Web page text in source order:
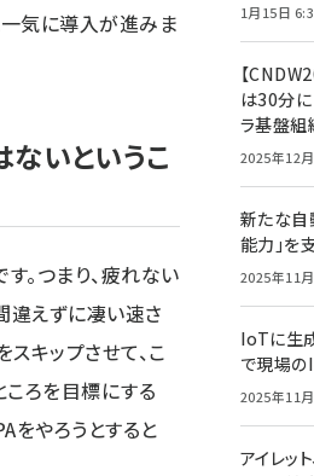
一気に導入が進みま
いというこ
。つまり、疲れない
違えずに凄い速さ
キップさせて、こ
ころを目標にする
をやろうとすると
1月15日
【
は30分
ラ基盤組
2025年12
新たな自
能力」を
2025年11
IoTに生
で現場
2025年11
アイレッ